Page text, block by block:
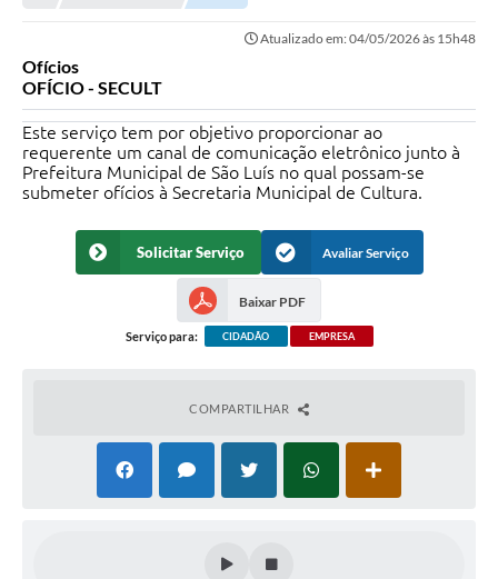
Atualizado em: 04/05/2026 às 15h48
Ofícios
OFÍCIO - SECULT
Este serviço tem por objetivo proporcionar ao
requerente um canal de comunicação eletrônico junto à
Prefeitura Municipal de São Luís no qual possam-se
submeter ofícios à Secretaria Municipal de Cultura.
Solicitar Serviço Avaliar Serviço
Baixar PDF
Serviço para: CIDADÃO EMPRESA
COMPARTILHAR